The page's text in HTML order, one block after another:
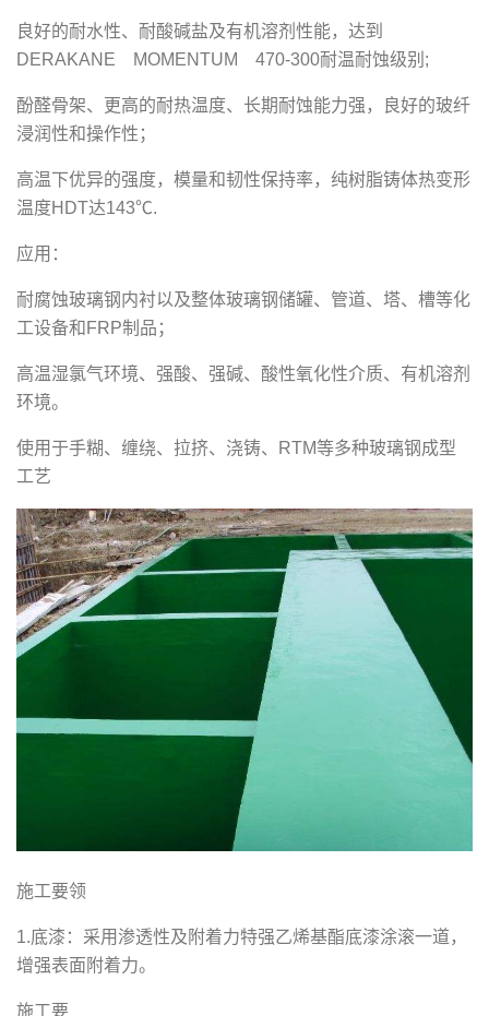
良好的耐水性、耐酸碱盐及有机溶剂性能，达到
DERAKANE MOMENTUM 470-300耐温耐蚀级别;
酚醛骨架、更高的耐热温度、长期耐蚀能力强，良好的玻纤
浸润性和操作性；
高温下优异的强度，模量和韧性保持率，纯树脂铸体热变形
温度HDT达143℃.
应用：
耐腐蚀玻璃钢内衬以及整体玻璃钢储罐、管道、塔、槽等化
工设备和FRP制品；
高温湿氯气环境、强酸、强碱、酸性氧化性介质、有机溶剂
环境。
使用于手糊、缠绕、拉挤、浇铸、RTM等多种玻璃钢成型
工艺
施工要领
1.底漆：采用渗透性及附着力特强乙烯基酯底漆涂滚一道，
增强表面附着力。
施工要